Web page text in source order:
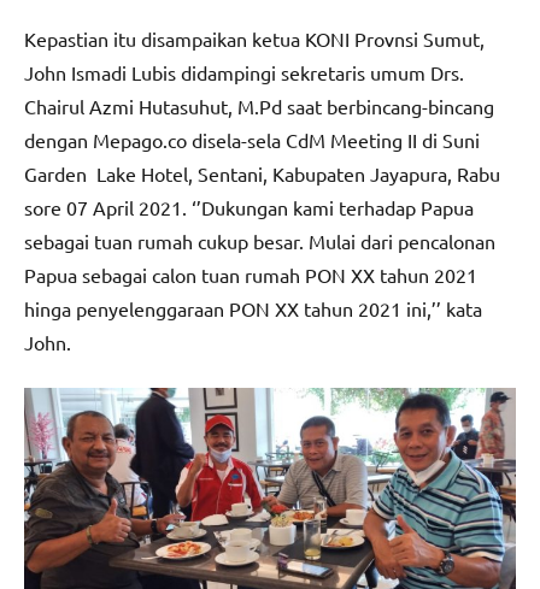
Kepastian itu disampaikan ketua KONI Provnsi Sumut,
John Ismadi Lubis didampingi sekretaris umum Drs.
Chairul Azmi Hutasuhut, M.Pd saat berbincang-bincang
dengan Mepago.co disela-sela CdM Meeting II di Suni
Garden Lake Hotel, Sentani, Kabupaten Jayapura, Rabu
sore 07 April 2021. ‘’Dukungan kami terhadap Papua
sebagai tuan rumah cukup besar. Mulai dari pencalonan
Papua sebagai calon tuan rumah PON XX tahun 2021
hinga penyelenggaraan PON XX tahun 2021 ini,’’ kata
John.